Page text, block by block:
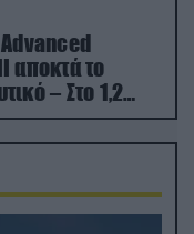
αποκτά το
– Στο 1,2